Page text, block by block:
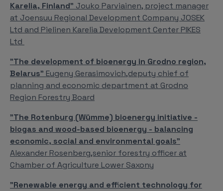
Karelia, Finland" Jouko Parviainen, project manager
at Joensuu Regional Development Company JOSEK
Ltd and Pielinen Karelia Development Center PIKES
Ltd
"The development of bioenergy in Grodno region,
Belarus" Eugeny Gerasimovich,deputy chief of
planning and economic department at Grodno
Region Forestry Board
"The Rotenburg (Wümme) bioenergy initiative -
biogas and wood-based bioenergy - balancing
economic, social and environmental goals"
Alexander Rosenberg,senior forestry officer at
Chamber of Agriculture Lower Saxony
"Renewable energy and efficient technology for